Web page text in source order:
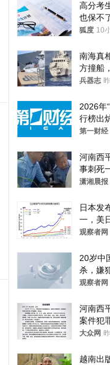
高分考
也保不
狐度 10
南海真
方撞船
武警最
兵器志
2026年
行榜出
第一财经
河南西
事刺死
十多公
潇湘晨报
日本发
一，美
观察者网
20岁中
杀，嫌
看到他
观察者网
河南西
案件犯
获
大众网
越南出